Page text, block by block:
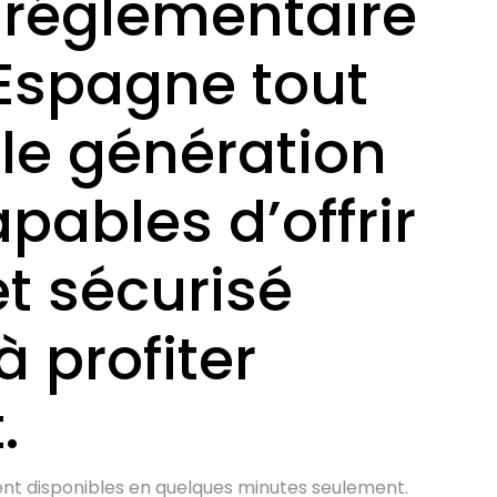
tout
génération
d’offrir
sécurisé
profiter
disponibles en quelques minutes seulement.